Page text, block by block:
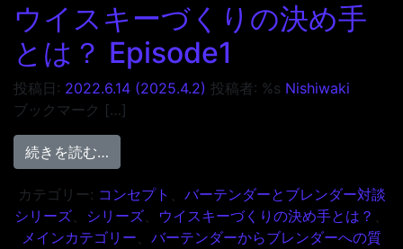
ウイスキーづくりの決め手
とは？ Episode1
投稿日: 2022.6.14 (2025.4.2) 投稿者: %s Nishiwaki
ブックマーク […]
続きを読む…
カテゴリー: コンセプト 、 バーテンダーとブレンダー対談
シリーズ、 シリーズ、 ウイスキーづくりの決め手とは？ 、
メインカテゴリー、 バーテンダーからブレンダーへの質